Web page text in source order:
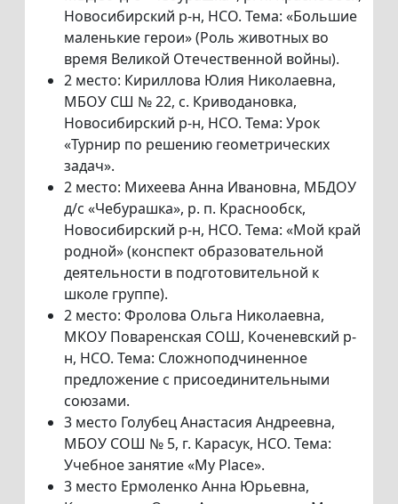
Новосибирский р-н, НСО. Тема: «Большие
маленькие герои» (Роль животных во
время Великой Отечественной войны).
2 место: Кириллова Юлия Николаевна,
МБОУ СШ № 22, с. Криводановка,
Новосибирский р-н, НСО. Тема: Урок
«Турнир по решению геометрических
задач».
2 место: Михеева Анна Ивановна, МБДОУ
д/с «Чебурашка», р. п. Краснообск,
Новосибирский р-н, НСО. Тема: «Мой край
родной» (конспект образовательной
деятельности в подготовительной к
школе группе).
2 место: Фролова Ольга Николаевна,
МКОУ Поваренская СОШ, Коченевский р-
н, НСО. Тема: Сложноподчиненное
предложение с присоединительными
союзами.
3 место Голубец Анастасия Андреевна,
МБОУ СОШ № 5, г. Карасук, НСО. Тема:
Учебное занятие «My Place».
3 место Ермоленко Анна Юрьевна,